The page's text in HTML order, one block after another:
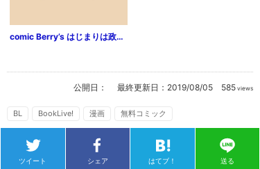
comic Berry’s はじまりは政略結婚【分冊版】（4）
公開日： 最終更新日： 2019/08/05 585 views
BL BookLive! 漫画 無料コミック
ツイート シェア はてブ！ 送る